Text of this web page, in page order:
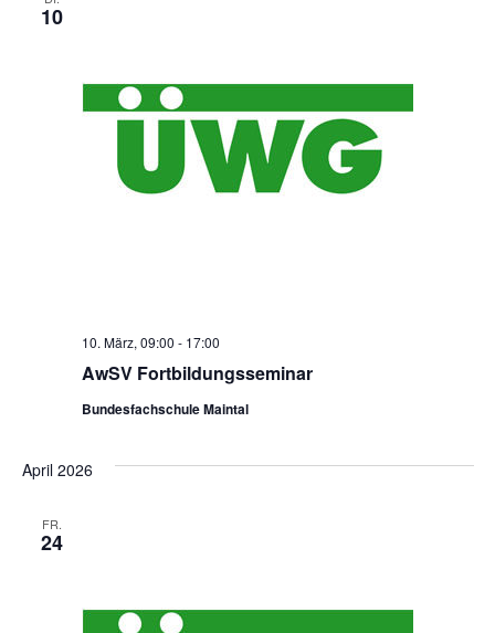
10
AwSV Fortbildungsseminar
10. März, 09:00 - 17:00
Bundesfachschule Maintal
April 2026
FR.
24